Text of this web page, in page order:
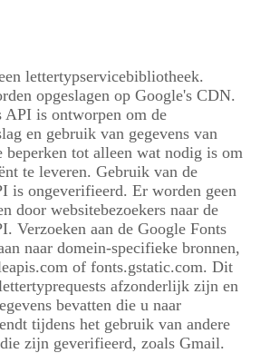
lettertypservicebibliotheek.
opgeslagen op Google's CDN.
API is ontworpen om de
en gebruik van gegevens van
beperken tot alleen wat nodig is om
te leveren. Gebruik van de
is ongeverifieerd. Er worden geen
door websitebezoekers naar de
Verzoeken aan de Google Fonts
naar domein-specifieke bronnen,
of fonts.gstatic.com. Dit
afzonderlijk zijn en
bevatten die u naar
tijdens het gebruik van andere
zijn geverifieerd, zoals Gmail.